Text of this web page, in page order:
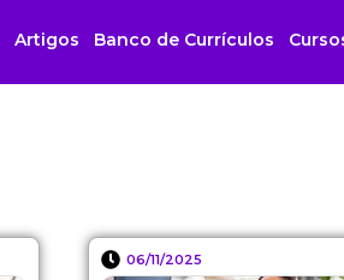
Artigos Banco de Currículos
06/11/2025